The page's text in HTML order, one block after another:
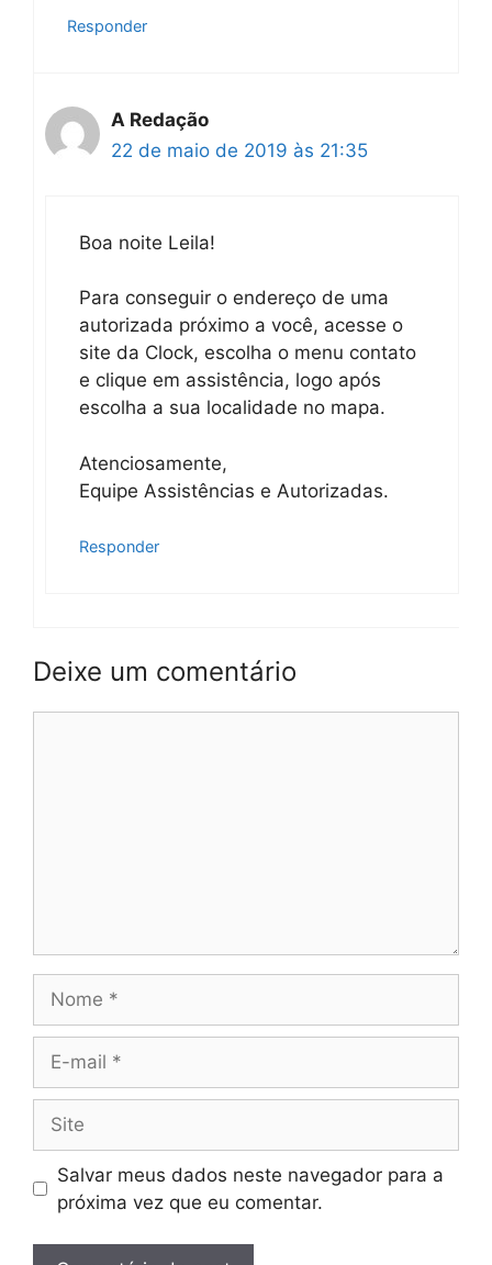
Responder
A Redação
22 de maio de 2019 às 21:35
Boa noite Leila!
Para conseguir o endereço de uma
autorizada próximo a você, acesse o
site da Clock, escolha o menu contato
e clique em assistência, logo após
escolha a sua localidade no mapa.
Atenciosamente,
Equipe Assistências e Autorizadas.
Responder
Deixe um comentário
mail
Salvar meus dados neste navegador para a
próxima vez que eu comentar.